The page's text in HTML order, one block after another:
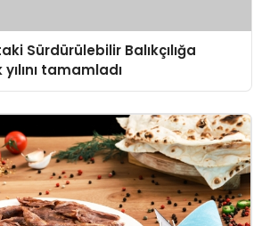
Sürdürülebilir Balıkçılığa
tamamladı